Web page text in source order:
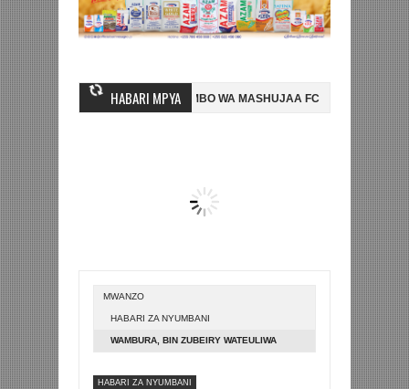
HABARI MPYA
NI HUSSEIN MIHAMBO WA MASHUJAA FC AZAM FC YASAJILI
KUTINGA FAINALI KOMBE LA DUNIA BETPAWA YADHAMINI LIGI
MWANZO
HABARI ZA NYUMBANI
WAMBURA, BIN ZUBEIRY WATEULIWA
HABARI ZA NYUMBANI